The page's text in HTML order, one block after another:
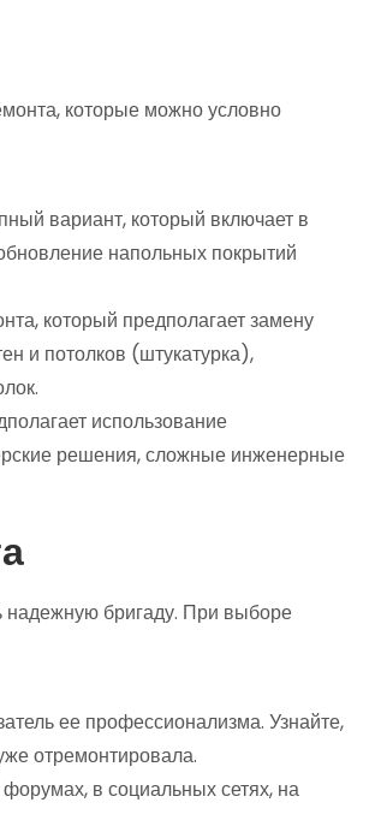
которые можно условно
вариант, который включает в
напольных покрытий
который предполагает замену
и потолков (штукатурка),
использование
решения, сложные инженерные
надежную бригаду. При выборе
ее профессионализма. Узнайте,
отремонтировала.
в социальных сетях, на